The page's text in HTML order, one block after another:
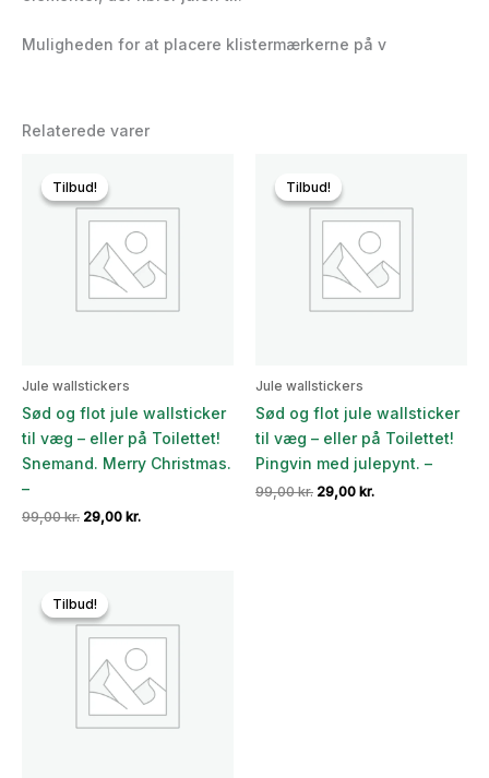
Muligheden for at placere klistermærkerne på v
Relaterede varer
Tilbud!
Tilbud!
Jule wallstickers
Sød og flot jule wallsticker
til væg – eller på Toilettet!
Snemand. Merry Christmas.
–
99,00kr. Den
29,00 kr.Den
Tilbud!
Tilbud!
Jule wallstickers
Sød og flot jule wallsticker
til væg – eller på Toilettet!
Pingvin med julepynt. –
99,00kr. Den
29,00 kr.Den
Tilbud!
Tilbud!